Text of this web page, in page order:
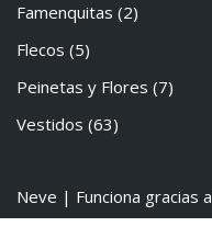
Famenquitas (2)
Flecos (5)
Peinetas y Flores (7)
Vestidos (63)
Neve | Funciona gracias a